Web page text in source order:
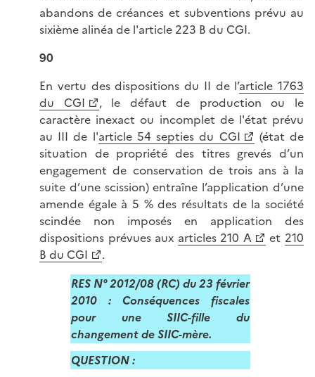
abandons de créances et subventions prévu au
sixième alinéa de l'article 223 B du CGI.
90
En vertu des dispositions du II de l’article 1763
du CGI
, le défaut de production ou le
caractère inexact ou incomplet de l'état prévu
au III de l'article 54 septies du CGI
(état de
situation de propriété des titres grevés d’un
engagement de conservation de trois ans à la
suite d’une scission) entraîne l’application d’une
amende égale à 5 % des résultats de la société
scindée non imposés en application des
dispositions prévues aux articles 210 A et 210
B du CGI
.
RES N° 2012/08 (RC) du 23 février
2010 : Conséquences fiscales
pour une SIIC-fille du
changement de SIIC-mère.
QUESTION :